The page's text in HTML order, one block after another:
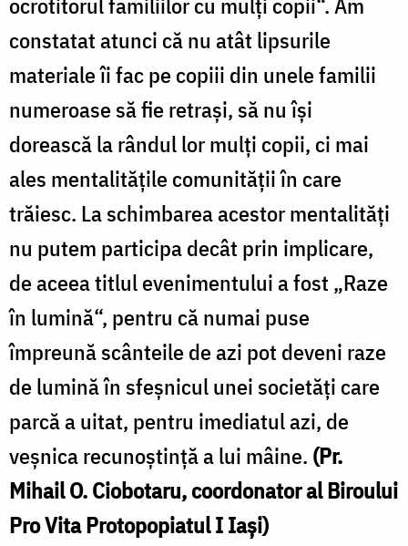
constatat atunci că nu atât lipsurile
materiale îi fac pe copiii din unele familii
numeroase să fie retraşi, să nu îşi
dorească la rândul lor mulţi copii, ci mai
ales mentalităţile comunităţii în care
trăiesc. La schimbarea acestor mentalităţi
nu putem participa decât prin implicare,
de aceea titlul evenimentului a fost „Raze
în lumină“, pentru că numai puse
împreună scânteile de azi pot deveni raze
de lumină în sfeşnicul unei societăţi care
parcă a uitat, pentru imediatul azi, de
veşnica recunoştinţă a lui mâine. (Pr.
Mihail O. Ciobotaru, coordonator al Biroului
Pro Vita Protopopiatul I Iaşi)